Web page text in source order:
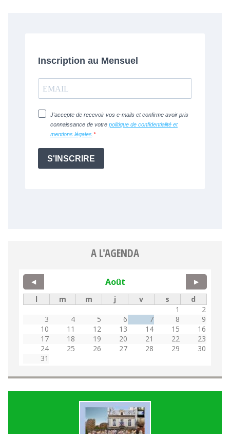
A L'AGENDA
Août
◀ ▶
l m m j v s
d
1
2
3
4 5 6 7 8
9
10
11 12 13 14 15
16
17
18 19 20 21 22
23
24
25 26 27 28 29
30
31